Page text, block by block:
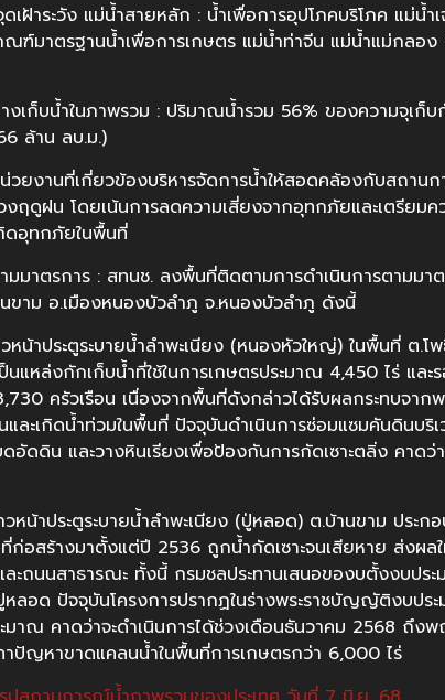
าระวัง แม่น้ำสายหลัก : น้ำเพื่อการอุปโภคบริโภค แม่น้ำ
ณฑ์มาตรฐานน้ำเพื่อการเกษตร แม่น้ำท่าจีน แม่น้ำแม่กลอ
เก็บน้ำในภาพรวม : ปริมาณน้ำรวม 56% ของความจุเก็
ล้าน ลบ.ม.)
วยงานที่เกี่ยวข้องบริหารจัดการน้ำให้สอดคล้องกับสถาน
งฤดูฝน โดยเน้นการลดความเสี่ยงจากอุทกภัยและเตรียม
ดอุทกภัยในพื้นที่
มมาตรการ : สทนช. ลงพื้นที่ติดตามการดำเนินการตามม
ขาม อ.เมืองหนองบัวลำภู จ.หนองบัวลำภู ดังนี้
หน้าประตูระบายน้ำลำพะเนียง (หนองหัวใหญ่) ในพื้นที่ ต.โ
แหล่งกักเก็บน้ำที่ใช้ในการเกษตรประมาณ 4,450 ไร่ และ
ครัวเรือน เนื่องจากพื้นที่ดังกล่าวได้รับผลกระทบจาก
และเกิดน้ำท่วมในพื้นที่ ปัจจุบันดำเนินการซ่อมแซมคันดินบ
อัดดิน และวางหินเรียงเพื่อป้องกันการกัดเซาะตลิ่ง คาดว่
หน้าประตูระบายน้ำลำพะเนียง (ปู่หลอด) ต.บ้านขาม ประก
ก่อสร้างมาตั้งแต่ปี 2536 ถูกน้ำกัดเซาะจนเสียหาย ส่งผล
ละถนนสาธารณะ ทั้งนี้ กรมชลประทานเสนอของบตั้งงบปร
ลอด ปัจจุบันโครงการปรากฏในร่างพระราชบัญญัติงบปร
มาณ คาดว่าจะดำเนินการได้ช่วงเดือนธันวาคม 2568 ถึง
าปัญหาขาดแคลนน้ำในพื้นที่การเกษตรกว่า 6,000 ไร่